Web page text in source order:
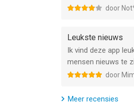
door
Leukste nieuws
Ik vind deze app
mensen nieuws te
door
Meer recensies